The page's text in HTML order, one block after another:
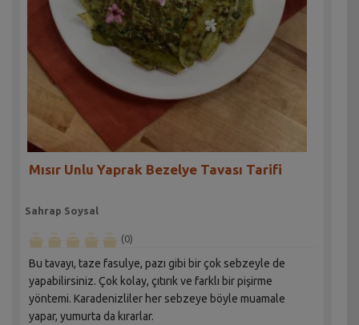
Mısır Unlu Yaprak Bezelye Tavası Tarifi
Sahrap Soysal
(0)
Bu tavayı, taze fasulye, pazı gibi bir çok sebzeyle de
yapabilirsiniz. Çok kolay, çıtırık ve farklı bir pişirme
yöntemi. Karadenizliler her sebzeye böyle muamale
yapar, yumurta da kırarlar.